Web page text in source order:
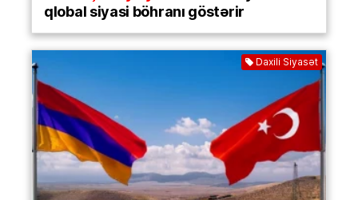
qlobal siyasi böhranı göstərir
Daxili Siyasət